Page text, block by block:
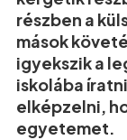
részben a
mások
igyekszik a
iskolába
elképzelni,
egyetemet.